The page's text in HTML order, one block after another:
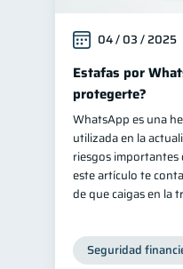
04 / 03 / 2025
Estafas por
protegerte?
WhatsApp es una
utilizada en la
riesgos importantes
este artículo te
de que caigas en la
Seguridad